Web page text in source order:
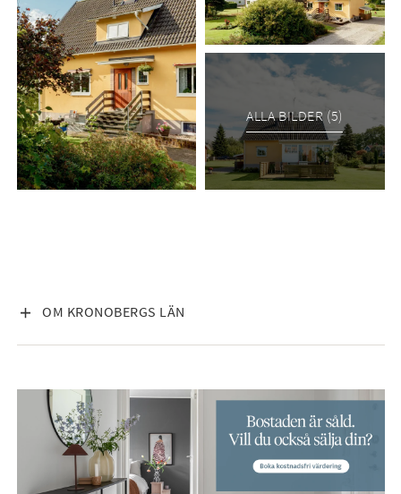
ALLA BILDER (5)
OM KRONOBERGS LÄN
VISA INNEHÅLL